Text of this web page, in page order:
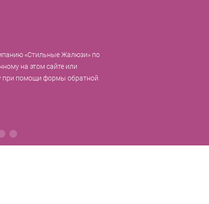
«Стильные Жалюзи» по
на этом сайте или
при помощи формы обратной